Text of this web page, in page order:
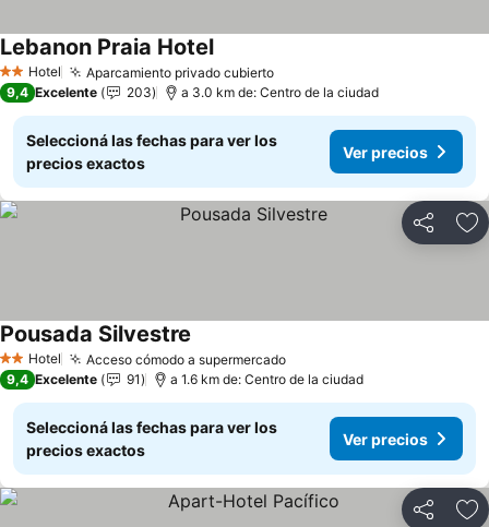
2 Estrellas
Hotel Aparcamiento privado cubierto
Lebanon Praia Hotel
9,4 Excelente 203 a 3.0 km de: Centro de la ciudad
Seleccioná las fechas para ver los
precios exactos
Ver precios
Compartir
2 Estrellas
Hotel Acceso cómodo a supermercado
Pousada Silvestre
9,4 Excelente 91 a 1.6 km de: Centro de la ciudad
Seleccioná las fechas para ver los
precios exactos
Ver precios
Compartir